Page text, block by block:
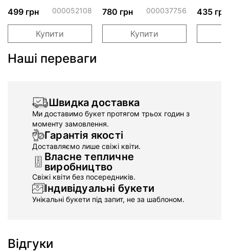
499 грн 000052108
Купити
780 грн 000037756
Купити
435 грн
Наші переваги
Швидка доставка
Ми доставимо букет протягом трьох годин з
моменту замовлення.
Гарантія якості
Доставляємо лише свіжі квіти.
Власне тепличне
виробництво
Свіжі квіти без посередників.
Індивідуальні букети
Унікальні букети під запит, не за шаблоном.
Відгуки